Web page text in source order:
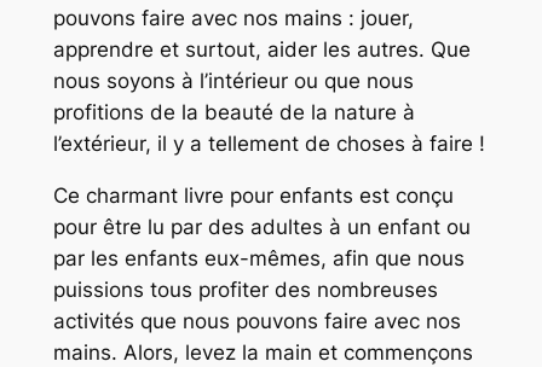
pouvons faire avec nos mains : jouer,
apprendre et surtout, aider les autres. Que
nous soyons à l’intérieur ou que nous
profitions de la beauté de la nature à
l’extérieur, il y a tellement de choses à faire !
Ce charmant livre pour enfants est conçu
pour être lu par des adultes à un enfant ou
par les enfants eux-mêmes, afin que nous
puissions tous profiter des nombreuses
activités que nous pouvons faire avec nos
mains. Alors, levez la main et commençons